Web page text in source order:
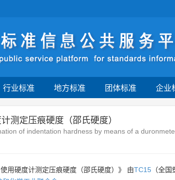
行业标准 地方标准 团体标准 企业
测定压痕硬度（邵氏硬度）
of indentation hardness by means of a
用硬度计测定压痕硬度（邵氏硬度）》 由TC15 （全